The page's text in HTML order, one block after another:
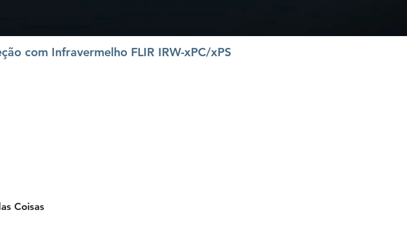
com Infravermelho FLIR IRW-xPC/xPS
Coisas